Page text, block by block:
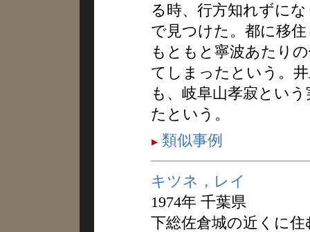
る時、行方知れずに
で見つけた。都に移
もともと寧波あたり
てしまったという。
も、岐阜山孝寂とい
たという。
類似事例
キツネ，レイ
1974年 千葉県
下総佐倉城の近くに